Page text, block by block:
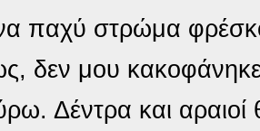
παχύ στρώμα
δεν μου
Δέντρα και αραιοί